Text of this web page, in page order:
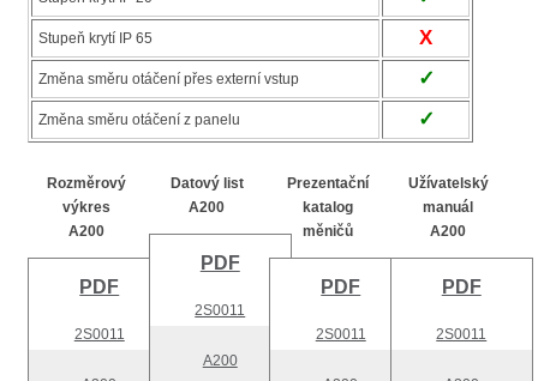
Stupeň krytí IP 65 X
Změna směru otáčení přes externí vstup ✓
Změna směru otáčení z panelu ✓
Rozměrový
výkres
A200
PDF
2S0011
Datový list
A200
PDF
2S0011
A200
Prezentační
katalog
měničů
PDF
2S0011
Užívatelský
manuál
A200
PDF
2S0011